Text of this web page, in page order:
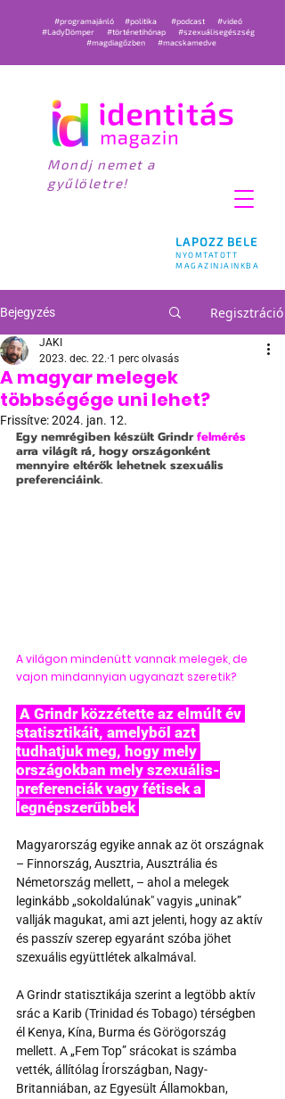
LAPOZZ BELE
NYOMTATOTT
MAGAZINJAINKBA
#programajánló #politika #podcast
#videó
#LadyDömper
#történetihónap
#szexuálisegészség
#magdiagőzben
#macskamedve
Mondj nemet a
gyűlöletre!
Bejegyzés Regisztráció
A magyar melegek
többségége uni lehet?
JAKI
2023. dec. 22. 1 perc olvasás
Frissítve:2024. jan. 12.
Egy nemrégiben készült Grindr felmérés
arra világít rá, hogy országonként
mennyire eltérők lehetnek szexuális
preferenciáink.
A világon mindenütt vannak melegek, de
vajon mindannyian ugyanazt szeretik?
statisztikáit, amelyből azt
tudhatjuk meg, hogy mely
országokban mely szexuális-
preferenciák vagy fétisek a
legnépszerűbbek
Magyarország egyike annak az öt országnak
– Finnország, Ausztria, Ausztrália és
Németország mellett, – ahol a melegek
leginkább „sokoldalúnak" vagyis „uninak”
vallják magukat, ami azt jelenti, hogy az aktív
és passzív szerep egyaránt szóba jöhet
szexuális együttlétek alkalmával.
A Grindr statisztikája szerint a legtöbb aktív
srác a Karib (Trinidad és Tobago) térségben
él Kenya, Kína, Burma és Görögország
mellett. A „Fem Top” srácokat is számba
vették, állítólag Írországban, Nagy-
Britanniában, az Egyesült Államokban,